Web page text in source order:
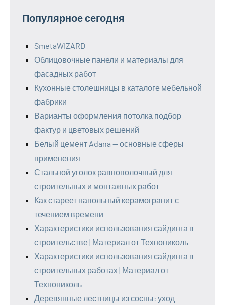
Популярное сегодня
SmetaWIZARD
Облицовочные панели и материалы для
фасадных работ
Кухонные столешницы в каталоге мебельной
фабрики
Варианты оформления потолка подбор
фактур и цветовых решений
Белый цемент Adana — основные сферы
применения
Стальной уголок равнополочный для
строительных и монтажных работ
Как стареет напольный керамогранит с
течением времени
Характеристики использования сайдинга в
строительстве | Материал от Технониколь
Характеристики использования сайдинга в
строительных работах | Материал от
Технониколь
Деревянные лестницы из сосны: уход